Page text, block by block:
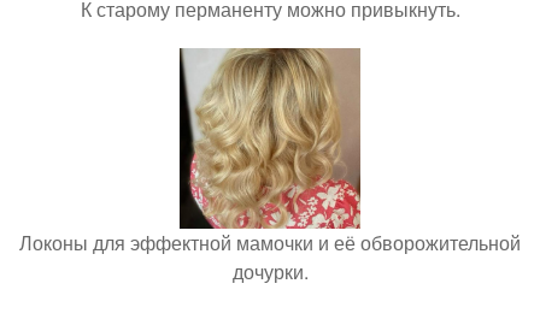
К старому перманенту можно привыкнуть.
Локоны для эффектной мамочки и её обворожительной
дочурки.